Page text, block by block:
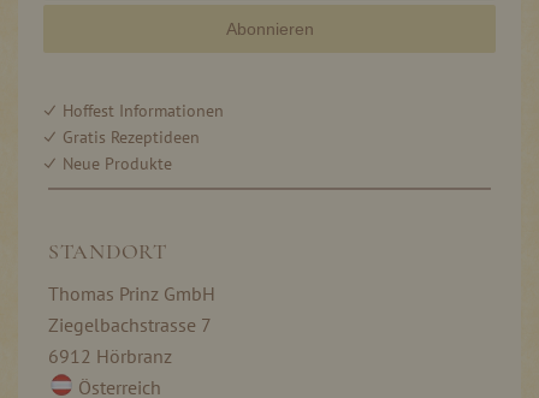
Abonnieren
Hoffest Informationen
Gratis Rezeptideen
Neue Produkte
STANDORT
Thomas Prinz GmbH
Ziegelbachstrasse 7
6912 Hörbranz
Österreich